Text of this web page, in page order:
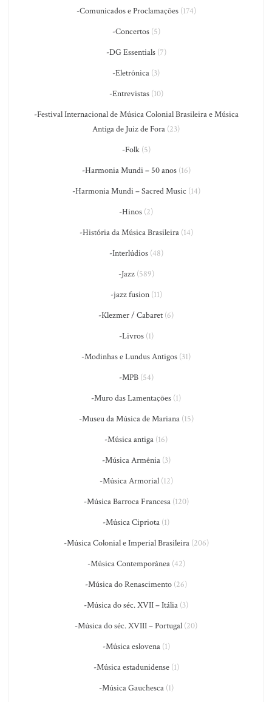
-Comunicados e Proclamações(174)
-Concertos(5)
-DG Essentials(7)
-Eletrônica (3)
-Entrevistas(10)
-Festival Internacional de Música Colonial Brasileira e Música
Antiga de Juiz de Fora (23)
-Folk(5)
-Harmonia Mundi – 50 anos(16)
-Harmonia Mundi – Sacred Music (14)
-Hinos (2)
-História da Música Brasileira(14)
-Interlúdios(48)
-Jazz(589)
-jazz fusion(11)
-Klezmer / Cabaret (6)
-Livros(1)
-Modinhas e Lundus Antigos (31)
-MPB(54)
-Muro das Lamentações (1)
-Museu da Música de Mariana(15)
-Música antiga (16)
-Música Armênia(3)
-Música Armorial(12)
-Música Barroca Francesa(120)
-Música Cipriota (1)
-Música Colonial e Imperial Brasileira(206)
-Música Contemporânea(42)
-Música do Renascimento (26)
-Música do séc. XVII – Itália (3)
-Música do séc. XVIII – Portugal (20)
-Música eslovena(1)
-Música estadunidense(1)
-Música Gauchesca(1)